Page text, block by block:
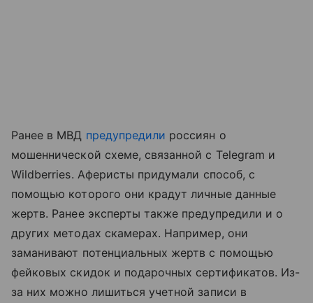
Ранее в МВД предупредили россиян о
мошеннической схеме, связанной с Telegram и
Wildberries. Аферисты придумали способ, с
помощью которого они крадут личные данные
жертв. Ранее эксперты также предупредили и о
других методах скамерах. Например, они
заманивают потенциальных жертв с помощью
фейковых скидок и подарочных сертификатов. Из-
за них можно лишиться учетной записи в